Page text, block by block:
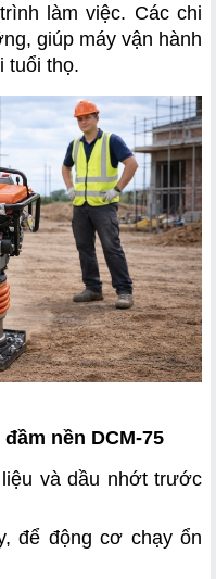
làm việc. Các chi
giúp máy vận hành
tuổi thọ.
nền DCM-75
và dầu nhớt trước
để động cơ chạy ổn